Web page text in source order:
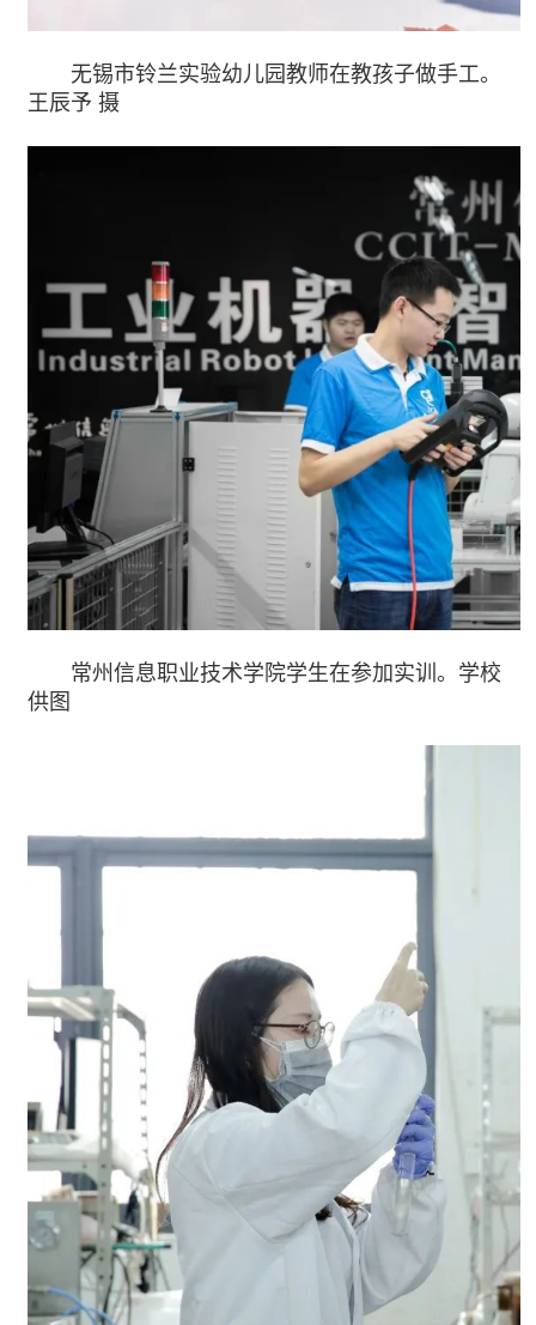
无锡市铃兰实验幼儿园教师在教孩子做手工。
王辰予 摄
常州信息职业技术学院学生在参加实训。学校
供图